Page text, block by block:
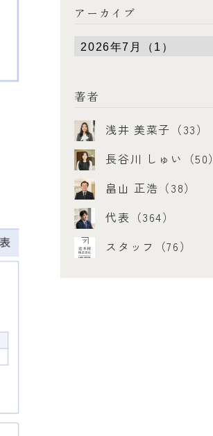
アーカイブ
著者
浅井 美菜子（33）
長谷川 しゅい（50）
畠山 正浩（38）
代表（364）
スタッフ（76）